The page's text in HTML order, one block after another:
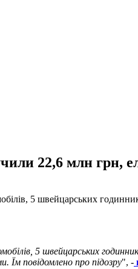
22,6 млн грн,
5 швейцарських
5 швейцарських
Їм повідомлено про підозру", -